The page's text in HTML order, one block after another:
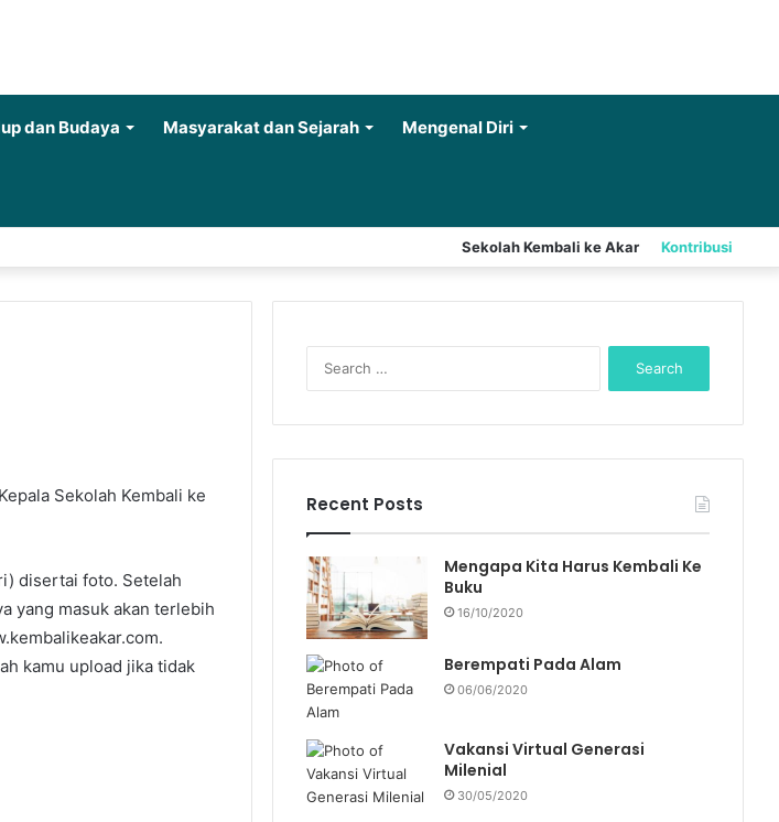
dan Budaya Masyarakat dan Sejarah Mengenal Diri
Sekolah Kembali ke Akar Kontribusi
Sekolah Kembali ke
disertai foto. Setelah
yang masuk akan terlebih
kamu upload jika tidak
r
:
Recent Posts
Mengapa Kita Harus Kembali Ke
Buku
16/10/2020
Berempati Pada Alam
06/06/2020
Vakansi Virtual Generasi
Milenial
30/05/2020